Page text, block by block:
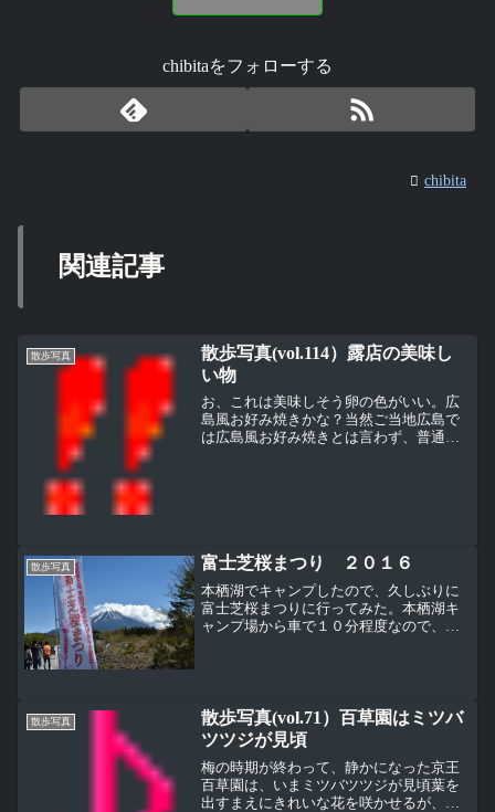
chibitaをフォローする
chibita
関連記事
散歩写真
散歩写真(vol.114）露店の美味し
い物
お、これは美味しそう卵の色がいい。広
島風お好み焼きかな？当然ご当地広島で
は広島風お好み焼きとは言わず、普通に
散歩写真 富士芝桜まつり ２０１６
本栖湖でキャンプしたので、久しぶりに
富士芝桜まつりに行ってみた。本栖湖キ
ャンプ場から車で１０分程度なので、道
散歩写真
散歩写真(vol.71）百草園はミツバ
ツツジが見頃
梅の時期が終わって、静かになった京王
百草園は、いまミツバツツジが見頃葉を
出すまえにきれいな花を咲かせるが、出